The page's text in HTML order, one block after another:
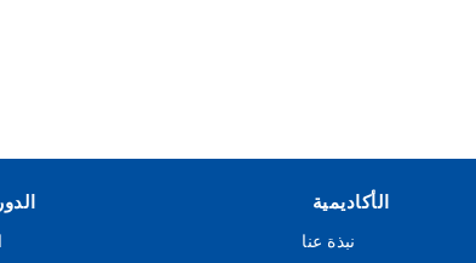
الأكاديمية
نبذة عنا